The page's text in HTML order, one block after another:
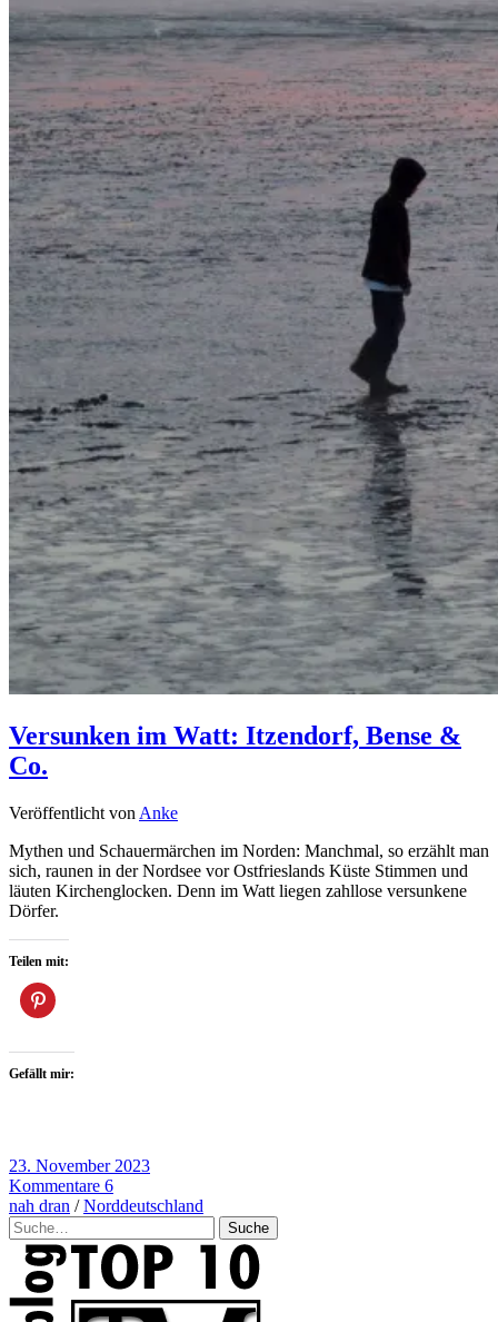
Versunken im Watt: Itzendorf, Bense &
Co.
Veröffentlicht von Anke
Mythen und Schauermärchen im Norden: Manchmal, so erzählt man
sich, raunen in der Nordsee vor Ostfrieslands Küste Stimmen und
läuten Kirchenglocken. Denn im Watt liegen zahllose versunkene
Dörfer.
Teilen mit:
Gefällt mir:
23. November 2023
Kommentare 6
nah dran /Norddeutschland
Suche